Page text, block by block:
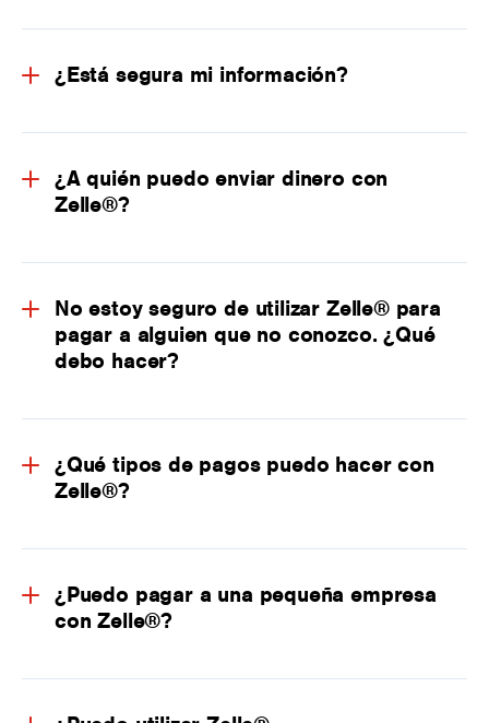
¿Está segura mi información?
¿A quién puedo enviar dinero con
Zelle®?
No estoy seguro de utilizar Zelle® para
pagar a alguien que no conozco. ¿Qué
debo hacer?
¿Qué tipos de pagos puedo hacer con
Zelle®?
¿Puedo pagar a una pequeña empresa
con Zelle®?